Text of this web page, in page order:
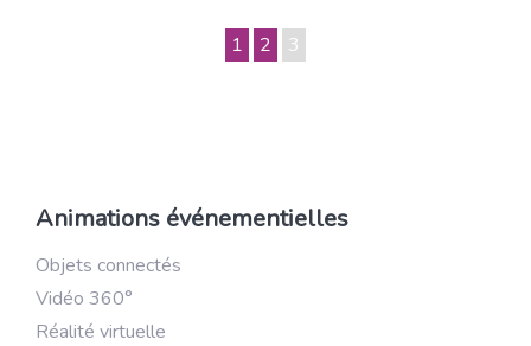
1 2 3
Animations événementielles
Objets connectés
Vidéo 360°
Réalité virtuelle